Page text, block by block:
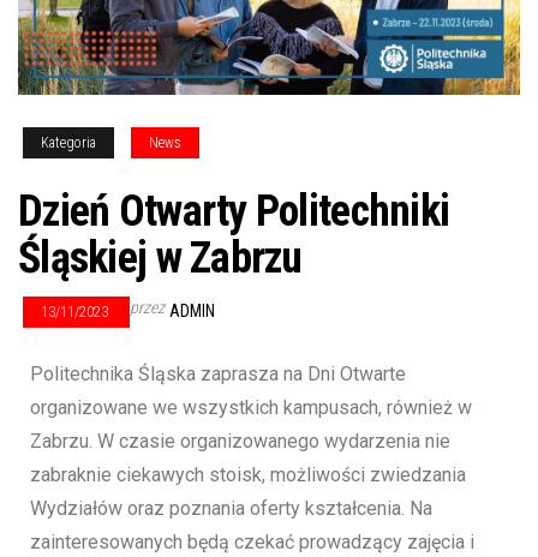
Kategoria News
Dzień Otwarty Politechniki
Śląskiej w Zabrzu
13/11/2023 przez ADMIN
Politechnika Śląska zaprasza na Dni Otwarte
organizowane we wszystkich kampusach, również w
Zabrzu. W czasie organizowanego wydarzenia nie
zabraknie ciekawych stoisk, możliwości zwiedzania
Wydziałów oraz poznania oferty kształcenia. Na
zainteresowanych będą czekać prowadzący zajęcia i